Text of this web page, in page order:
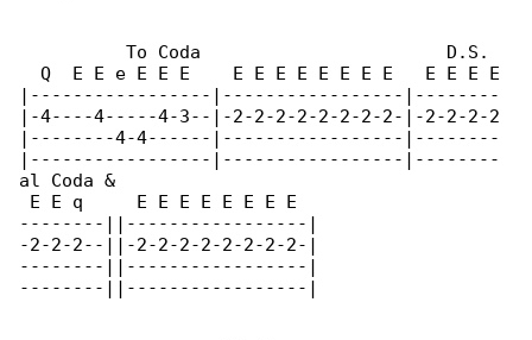
          To Coda                       D.S.
  Q  E E e E E E    E E E E E E E E   E E E E
|-----------------|-----------------|--------
|-4----4-----4-3--|-2-2-2-2-2-2-2-2-|-2-2-2-2
|--------4-4------|-----------------|--------
|-----------------|-----------------|--------
al Coda &
E E q     E E E E E E E E
--------||-----------------|
-2-2-2--||-2-2-2-2-2-2-2-2-|
--------||-----------------|
--------||-----------------|